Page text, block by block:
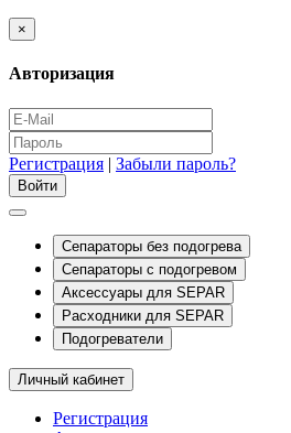
×
Авторизация
Регистрация | Забыли пароль?
Сепараторы без подогрева
Сепараторы с подогревом
Аксессуары для SEPAR
Расходники для SEPAR
Подогреватели
Личный кабинет
Регистрация